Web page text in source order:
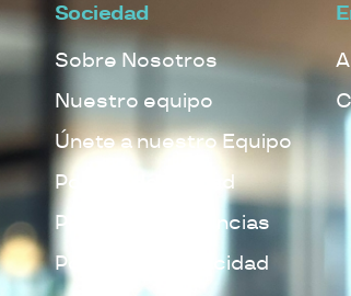
Sociedad
Sobre Nosotros
Nuestro equipo
Únete a nuestro Equipo
Política de calidad
Política de Denuncias
Politica de Privacidad